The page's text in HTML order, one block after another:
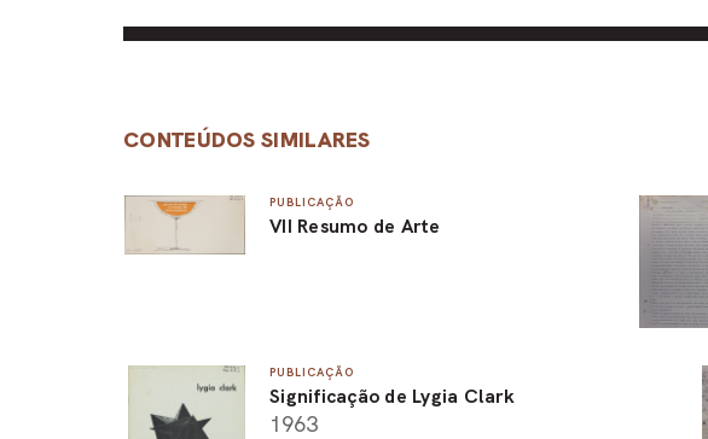
CONTEÚDOS SIMILARES
PUBLICAÇÃO
VII Resumo de Arte
PUBLICAÇÃO
Significação de Lygia Clark
1963